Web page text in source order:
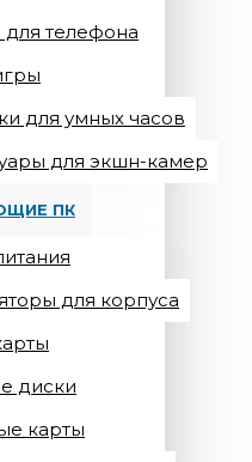
для телефона
для умных часов
для экшн-камер
ПК
для корпуса
диски
карты